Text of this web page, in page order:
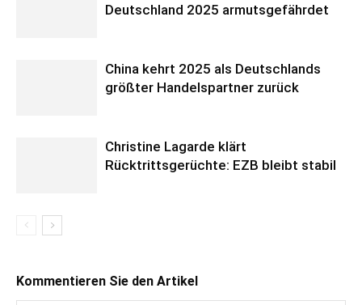
Deutschland 2025 armutsgefährdet
China kehrt 2025 als Deutschlands
größter Handelspartner zurück
Christine Lagarde klärt
Rücktrittsgerüchte: EZB bleibt stabil
Kommentieren Sie den Artikel